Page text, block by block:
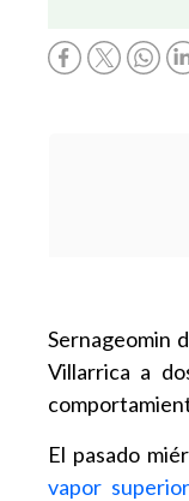
Sernageomin
Villarrica a
El pasado
vapor